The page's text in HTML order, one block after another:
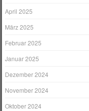
April 2025
März 2025
Februar 2025
Januar 2025
Dezember 2024
November 2024
Oktober 2024